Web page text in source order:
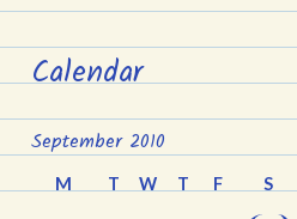
Calendar
September 2010
M T W T F S